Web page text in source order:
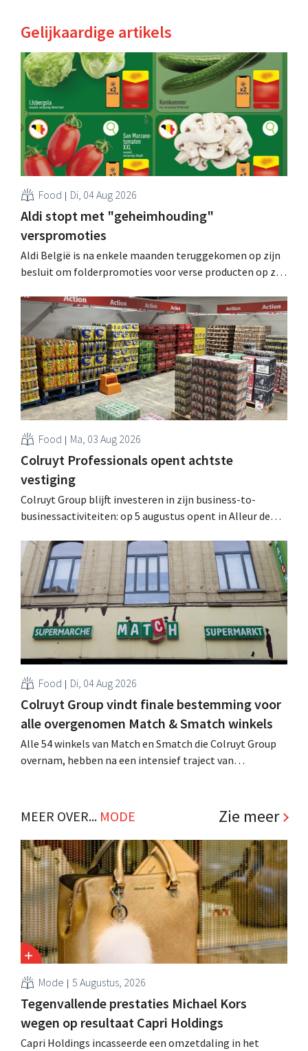
Gelijkaardige artikels
Food Di, 04 Aug 2026
Aldi stopt met "geheimhouding"
verspromoties
Aldi België is na enkele maanden teruggekomen op zijn
besluit om folderpromoties voor verse producten op zijn
werking treden: "Onze klanten willen goed
geïnformeerd worden." .
Food Ma, 03 Aug 2026
Colruyt Professionals opent achtste
vestiging
Colruyt Group blijft investeren in zijn business-to-
businessactiviteiten: op 5 augustus opent in Alleur de
winkelformule die zich uitsluitend richt op professionele
klanten. .
Food Di, 04 Aug 2026
Colruyt Group vindt finale bestemming voor
alle overgenomen Match & Smatch winkels
Alle 54 winkels van Match en Smatch die Colruyt Group
overnam, hebben na een intensief traject van
.MEER OVER... MODE Zie meer
Mode 5 Augustus, 2026
Tegenvallende prestaties Michael Kors
wegen op resultaat Capri Holdings
Capri Holdings incasseerde een omzetdaling in het